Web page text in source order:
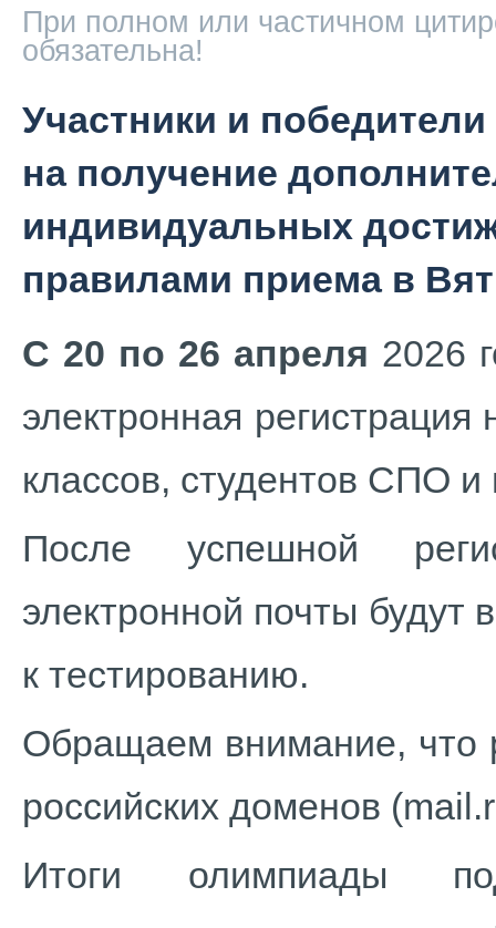
При полном или частичном
обязательна!
Участники и
на получение
индивидуальных
правилами приема в
С 20 по 26 апреля 2026
электронная
классов, студентов СПО
После успешной
электронной почты будут
к тестированию.
Обращаем внимание, что
российских доменов
Итоги олимпиады